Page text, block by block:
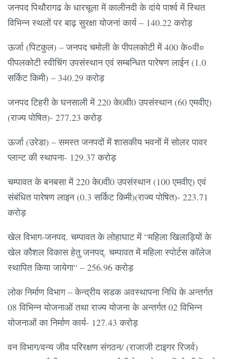
जनपद पिथौरागढ के धारचूला में कालीनदी के दांये पार्श्व में स्थित
विभिन्न स्थलों पर बाढ़ सुरक्षा योजनां कार्य – 140.22 करोड़
ऊर्जा (पिटकुल) – जनपद चमोली के पीपलकोटी में 400 के०वी०
पीपलकोटी स्वीचिंग उपसंस्थान एवं सम्बन्धित पारेषण लाईन (1.0
सर्किट किमी) – 340.29 करोड़
जनपद टिहरी के घनसाली में 220 के0वी0 उपसंस्थान (60 एमवीए)
(राज्य पोषित)- 277.23 करोड़
ऊर्जा (उरेडा) – समस्त जनपदों में शासकीय भवनों में सोलर पावर
प्लान्ट की स्थापना- 129.37 करोड़
चम्पावत के बनबसा में 220 के0वी0 उपसंस्थान (100 एमवीए) एवं
संबंधित पारेषण लाइन (0.3 सर्किट किमी)(राज्य पोषित)- 223.71
करोड़
खेल विभाग-जनपद. चम्पावत के लोहाघाट में “महिला खिलाड़ियों के
खेल कौशल विकास हेतु जनपद्. चम्पावत में महिला स्पोर्टस कॉलेज
स्थापित किया जायेगा“ – 256.96 करोड़
लोक निर्माण विभाग – केन्द्रीय सडक अवस्थापना निधि के अन्तर्गत
08 विभिन्न योजनाओं तथा राज्य योजना के अन्तर्गत 02 विभिन्न
योजनाओं का निर्माण कार्य- 127.43 करोड़
वन विभाग/वन्य जीव परिरक्षण संगठन/ (राजाजी टाइगर रिजर्व)